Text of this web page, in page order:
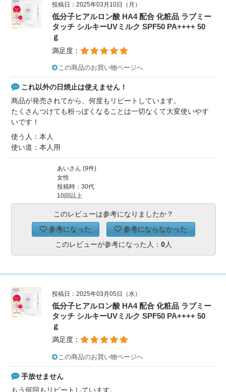
投稿日：2025年03月10日（月）
低分子ヒアルロン酸 HA4 配合 化粧品 ラブミー
タッチ シルキーUVミルク SPF50 PA++++ 50
ｇ
満足度：
この商品のお買い物ページへ
これ以外の日焼止は使えません！
商品が発売されてから、何度もリピートしています。
たくさんつけても粉っぽくなることは一切なくて大変使いやす
いです！
使う人：本人
使い道：本人用
あいさん (9件)
女性
投稿時：30代
10回以上
このレビューは参考になりましたか？
参考になった
参考にならなかった
このレビューが参考になった人： 0人
投稿日：2025年03月05日（水）
低分子ヒアルロン酸 HA4 配合 化粧品 ラブミー
タッチ シルキーUVミルク SPF50 PA++++ 50
ｇ
満足度：
この商品のお買い物ページへ
手放せません
もう何回もリピートしています。